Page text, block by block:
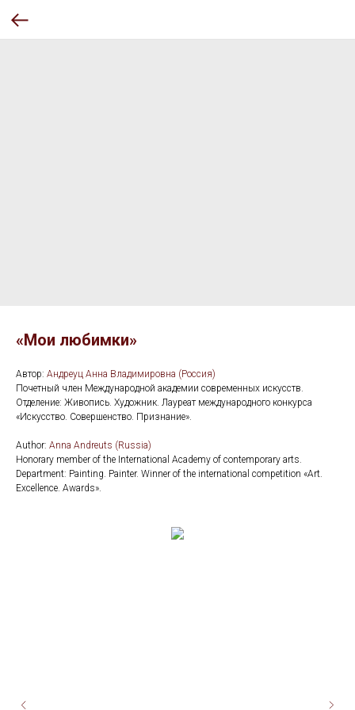
«Мои любимки»
Автор: Андреуц Анна Владимировна (Россия)
Почетный член Международной академии современных искусств.
Отделение: Живопись. Художник. Лауреат международного конкурса
«Искусство. Совершенство. Признание».
Аuthor: Anna Andreuts (Russia)
Honorary member of the International Academy of contemporary arts.
Department: Painting. Painter. Winner of the international competition «Art.
Excellence. Awards».